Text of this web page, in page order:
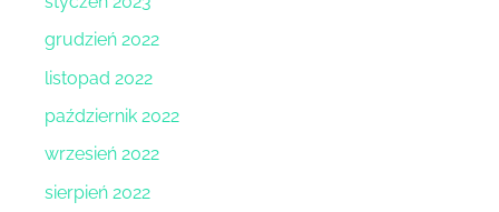
grudzień 2022
listopad 2022
październik 2022
wrzesień 2022
sierpień 2022